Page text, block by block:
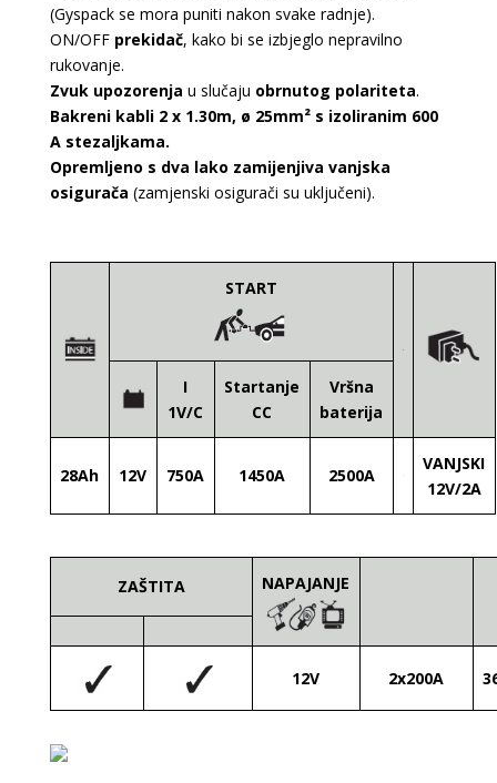
(Gyspack se mora puniti nakon svake radnje).
ON/OFF prekidač, kako bi se izbjeglo nepravilno
rukovanje.
Zvuk upozorenja u slučaju obrnutog polariteta.
Bakreni kabli 2 x 1.30m, ø 25mm² s izoliranim 600
A stezaljkama.
Opremljeno s dva lako zamijenjiva vanjska
osigurača (zamjenski osigurači su uključeni).
START
I
1V/C
Startanje
CC
Vršna
baterija
28Ah 12V 750A 1450A 2500A
VANJSKI
12V/2A
ZAŠTITA NAPAJANJE
12V 2x200A